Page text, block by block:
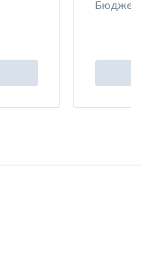
Бюджет